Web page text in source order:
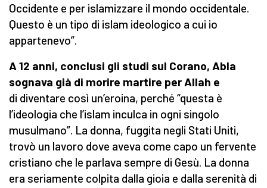
Occidente e per islamizzare il mondo occidentale.
Questo è un tipo di islam ideologico a cui io
appartenevo”.
A 12 anni, conclusi gli studi sul Corano, Abla
sognava già di morire martire per Allah e
di diventare così un’eroina, perché “questa è
l’ideologia che l’islam inculca in ogni singolo
musulmano”. La donna, fuggita negli Stati Uniti,
trovò un lavoro dove aveva come capo un fervente
cristiano che le parlava sempre di Gesù. La donna
era seriamente colpita dalla gioia e dalla serenità di